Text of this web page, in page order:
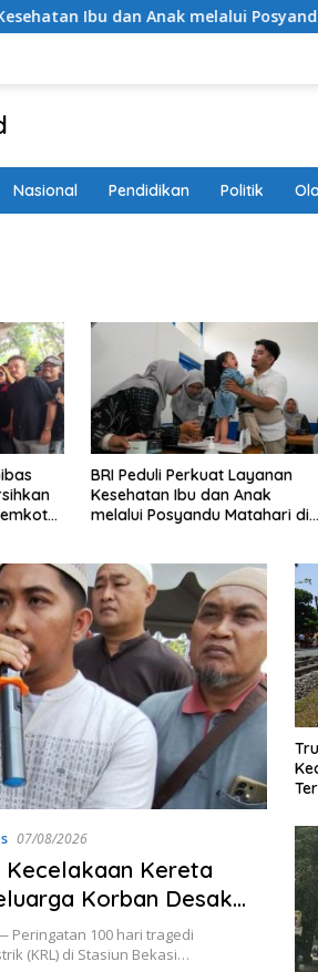
Anak melalui Posyandu Matahari
Nasional Pendidikan Politik
BRI Peduli Perkuat Layanan
Kesehatan Ibu dan Anak
melalui Posyandu Matahari di
07/08/2026
Kecelakaan Kereta
Korban Desak
Hasil
— Peringatan 100 hari tragedi
(KRL) di Stasiun Bekasi…